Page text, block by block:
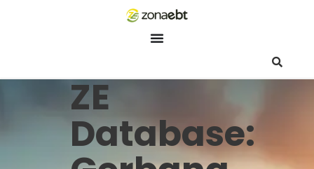
ZE
Database:
Aku ZEBot, asisten digital ZonaEBT. Ada yang bisa kubantu